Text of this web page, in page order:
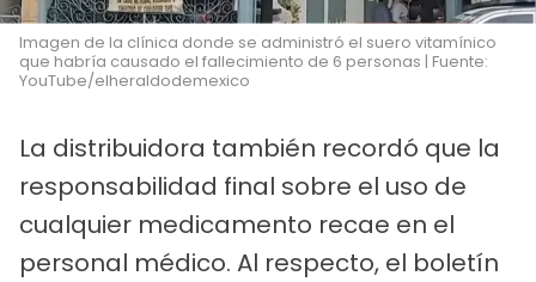
Imagen de la clínica donde se administró el suero vitamínico
que habría causado el fallecimiento de 6 personas | Fuente:
YouTube/elheraldodemexico
La distribuidora también recordó que la
responsabilidad final sobre el uso de
cualquier medicamento recae en el
personal médico. Al respecto, el boletín